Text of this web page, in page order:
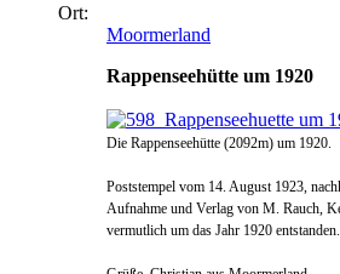
Ort:
Moormerland
Rappenseehütte um 1920
Die Rappenseehütte (2092m) um 1920.
Poststempel vom 14. August 1923,
Aufnahme und Verlag von M. Rauch,
vermutlich um das Jahr 1920 entstanden.